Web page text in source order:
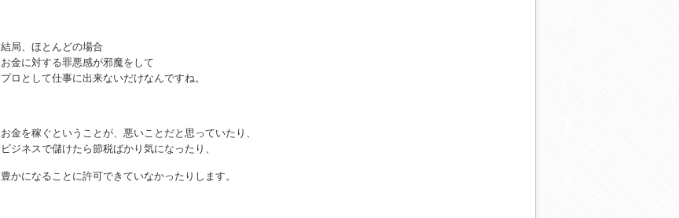
結局、ほとんどの場合
お金に対する罪悪感が邪魔をして
プロとして仕事に出来ないだけなんですね。
お金を稼ぐということが、悪いことだと思っていたり、
ビジネスで儲けたら節税ばかり気になったり、
豊かになることに許可できていなかったりします。